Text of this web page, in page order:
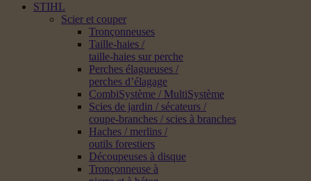
STIHL
Scier et couper
Tronçonneuses
Taille-haies /
taille-haies sur perche
Perches élagueuses /
perches d’élagage
CombiSystème / MultiSystème
Scies de jardin / sécateurs /
coupe-branches / scies à branches
Haches / merlins /
outils forestiers
Découpeuses à disque
Tronçonneuse à